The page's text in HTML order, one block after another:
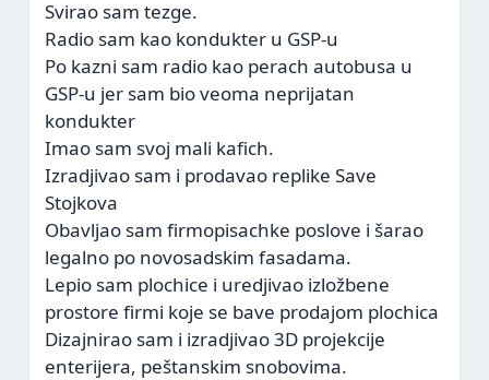
Svirao sam tezge.
Radio sam kao kondukter u GSP-u
Po kazni sam radio kao perach autobusa u
GSP-u jer sam bio veoma neprijatan
kondukter
Imao sam svoj mali kafich.
Izradjivao sam i prodavao replike Save
Stojkova
Obavljao sam firmopisachke poslove i šarao
legalno po novosadskim fasadama.
Lepio sam plochice i uredjivao izložbene
prostore firmi koje se bave prodajom plochica
Dizajnirao sam i izradjivao 3D projekcije
enterijera, peštanskim snobovima.